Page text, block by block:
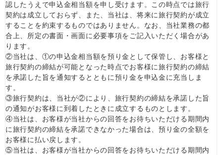
認したうえで申込金相当額を申し受けます。この時点では旅行
契約は成立しておらず、また、当社は、将来に旅行契約が成立
することを約束するものではありません。なお、当社業務の都
合上、所定の書面・画面に必要事項をご記入いただく場合があ
ります。
②当社は、①の申込金相当額を預り金として保管し、お客様と
旅行契約の締結が可能となった時点でお客様に旅行契約の締結
を承諾した旨を通知するとともに預り金を申込金に充当しま
す。
③旅行契約は、当社が②により、旅行契約の締結を承諾した旨
の通知がお客様に到着したときに成立するものとします。
④当社は、お客様が当社からの回答をお待ちいただける期間内
に旅行契約の締結を承諾できなかった場合は、預り金の全額を
お客様に払い戻します。
⑤当社は、お客様が当社からの回答をお待ちいただける期間内